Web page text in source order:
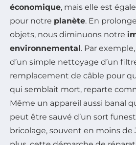
économique, mais elle est
pour notre planète. En
objets, nous diminuons notre
environnemental. Par
d’un simple nettoyage d’un
remplacement de câble pour
qui semblait mort, reparte
Même un appareil aussi banal
peut être sauvé d’un sort
bricolage, souvent en moins de